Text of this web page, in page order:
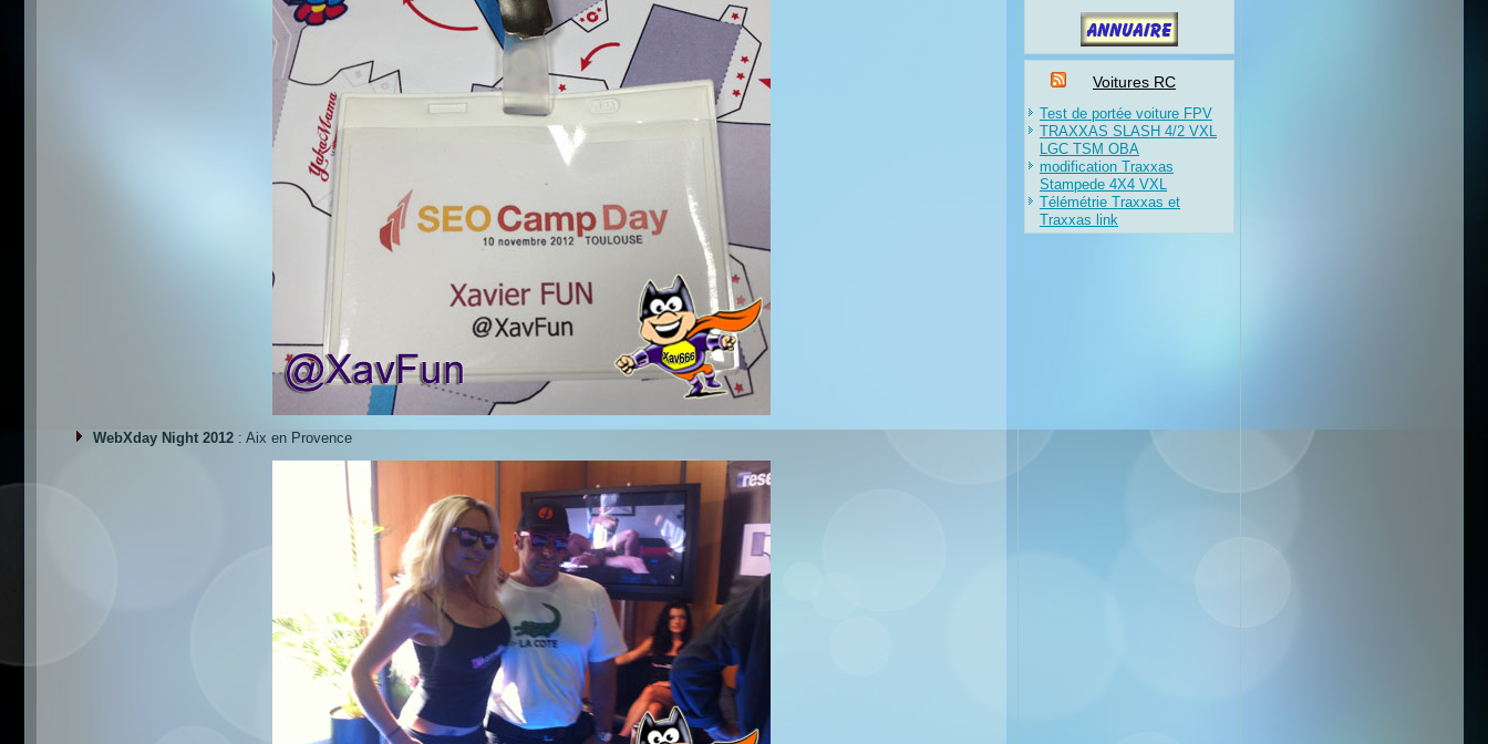
WebXday Night 2012 : Aix en Provence
Voitures RC
Test de portée voiture FPV
TRAXXAS SLASH 4/2 VXL
LGC TSM OBA
modification Traxxas
Stampede 4X4 VXL
Télémétrie Traxxas et
Traxxas link